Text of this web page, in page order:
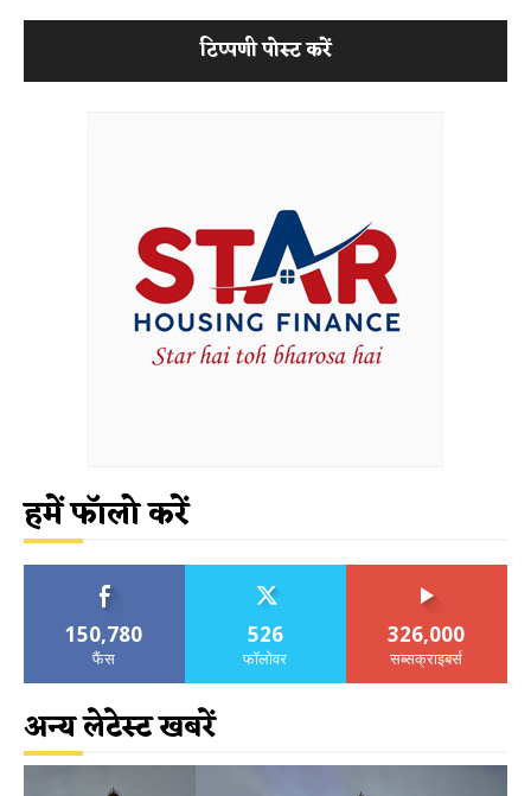
हमें फॉलो करें
150,780
फैंस
526
फॉलोवर
326,000
सब्सक्राइबर्स
अन्य लेटेस्ट खबरें